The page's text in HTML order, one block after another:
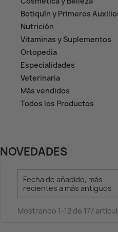
Botiquín y Primeros
Nutrición
Vitaminas y Suplementos
Ortopedia
Especialidades
Veterinaria
Más vendidos
Todos los Productos
NOVEDADES
Fecha de añadido, más
recientes a más antiguos
Mostrando 1-12 de 177